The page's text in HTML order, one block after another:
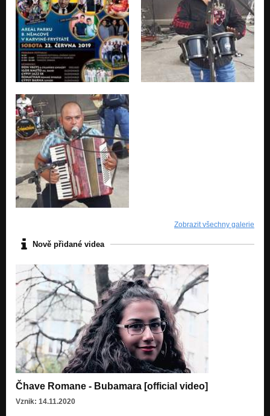
Zobrazit všechny galerie
Nově přidané videa
Čhave Romane - Bubamara [official video]
Vznik: 14.11.2020